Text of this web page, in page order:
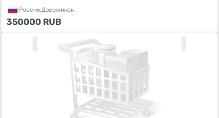
Россия,Дзержинск
350000 RUB